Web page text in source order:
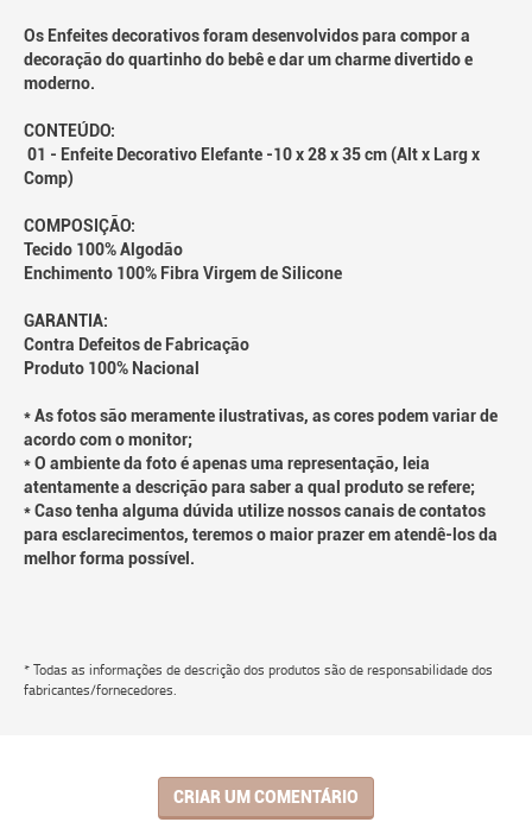
Os Enfeites decorativos foram desenvolvidos para compor a
decoração do quartinho do bebê e dar um charme divertido e
moderno.
CONTEÚDO:
01 - Enfeite Decorativo Elefante -10 x 28 x 35 cm (Alt x Larg x
Comp)
COMPOSIÇÃO:
Tecido 100% Algodão
Enchimento 100% Fibra Virgem de Silicone
GARANTIA:
Contra Defeitos de Fabricação
Produto 100% Nacional
* As fotos são meramente ilustrativas, as cores podem variar de
acordo com o monitor;
* O ambiente da foto é apenas uma representação, leia
atentamente a descrição para saber a qual produto se refere;
* Caso tenha alguma dúvida utilize nossos canais de contatos
para esclarecimentos, teremos o maior prazer em atendê-los da
melhor forma possível.
* Todas as informações de descrição dos produtos são de responsabilidade dos
fabricantes/fornecedores.
CRIAR UM COMENTÁRIO